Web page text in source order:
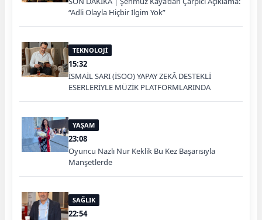
“Adli Olayla Hiçbir İlgim Yok”
TEKNOLOJİ
15:32
İSMAİL SARI (İSOO) YAPAY ZEKÂ DESTEKLİ
ESERLERİYLE MÜZİK PLATFORMLARINDA
YAŞAM
23:08
Oyuncu Nazlı Nur Keklik Bu Kez Başarısıyla
Manşetlerde
SAĞLIK
22:54